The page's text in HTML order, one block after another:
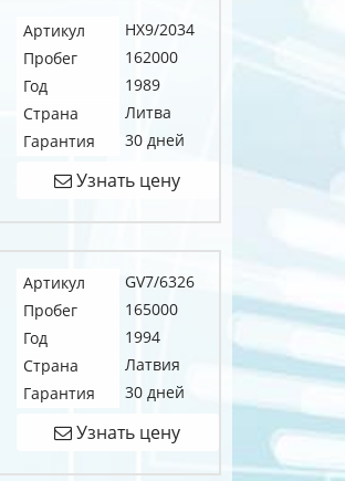
Артикул
HX9/2034
Пробег
162000
Год
1989
Страна
Литва
Гарантия
30 дней
Узнать цену
Артикул
GV7/6326
Пробег
165000
Год
1994
Страна
Латвия
Гарантия
30 дней
Узнать цену